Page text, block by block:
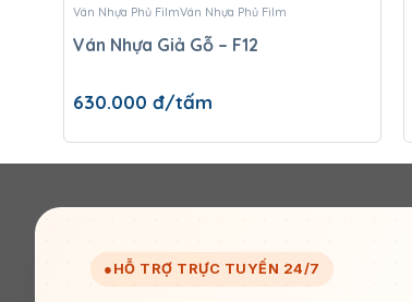
Ván Nhựa Phủ FilmVán Nhựa Phủ Film
Ván Nhựa Giả Gỗ – F12
630.000 đ/tấm
● HỖ TRỢ TRỰC TUYẾN 24/7